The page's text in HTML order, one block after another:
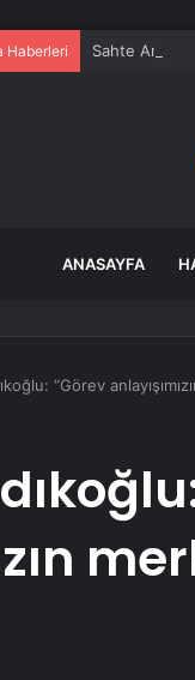
Haberleri Sahte Araç
ANASAYFA
“Görev